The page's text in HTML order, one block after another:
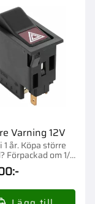
Varning 12V
1 år. Köpa större
Förpackad om 1/5
:-